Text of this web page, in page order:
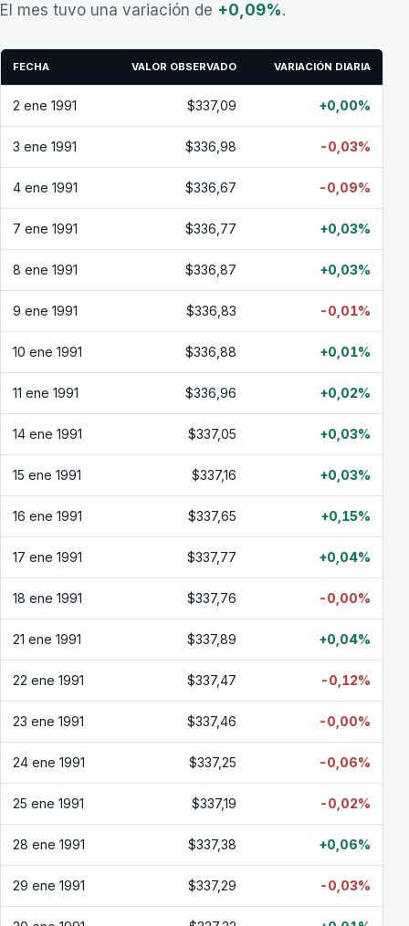
El mes tuvo una variación de +0,09%.
FECHA VALOR OBSERVADO VARIACIÓN DIARIA
2 ene 1991 $337,09 +0,00%
3 ene 1991 $336,98 -0,03%
4 ene 1991 $336,67 -0,09%
7 ene 1991 $336,77 +0,03%
8 ene 1991 $336,87 +0,03%
9 ene 1991 $336,83 -0,01%
10 ene 1991 $336,88 +0,01%
11 ene 1991 $336,96 +0,02%
14 ene 1991 $337,05 +0,03%
15 ene 1991 $337,16 +0,03%
16 ene 1991 $337,65 +0,15%
17 ene 1991 $337,77 +0,04%
18 ene 1991 $337,76 -0,00%
21 ene 1991 $337,89 +0,04%
22 ene 1991 $337,47 -0,12%
23 ene 1991 $337,46 -0,00%
24 ene 1991 $337,25 -0,06%
25 ene 1991 $337,19 -0,02%
28 ene 1991 $337,38 +0,06%
29 ene 1991 $337,29 -0,03%